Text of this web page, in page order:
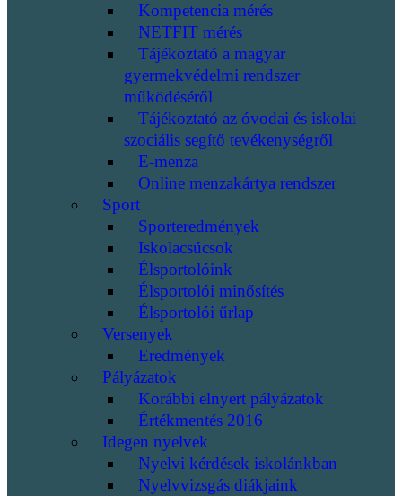
Kompetencia mérés
NETFIT mérés
Tájékoztató a magyar
gyermekvédelmi rendszer
működéséről
Tájékoztató az óvodai és iskolai
szociális segítő tevékenységről
E-menza
Online menzakártya rendszer
Sport
Sporteredmények
Iskolacsúcsok
Élsportolóink
Élsportolói minősítés
Élsportolói űrlap
Versenyek
Eredmények
Pályázatok
Korábbi elnyert pályázatok
Értékmentés 2016
Idegen nyelvek
Nyelvi kérdések iskolánkban
Nyelvvizsgás diákjaink